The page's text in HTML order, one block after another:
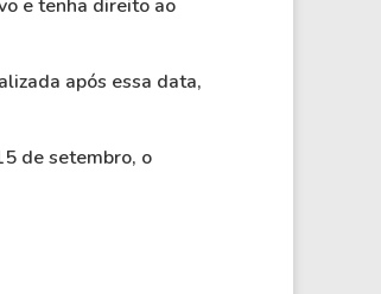
e tenha direito ao
após essa data,
de setembro, o